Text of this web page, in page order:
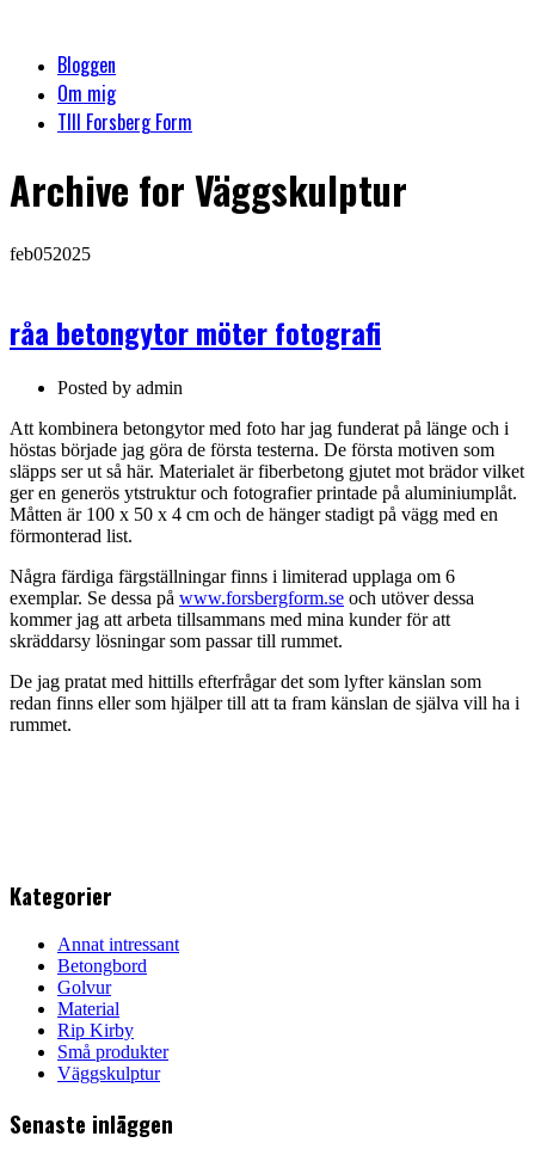
Bloggen
Om mig
TIll Forsberg Form
Archive for Väggskulptur
feb052025
råa betongytor möter fotografi
Posted by admin
Att kombinera betongytor med foto har jag funderat på länge och i
höstas började jag göra de första testerna. De första motiven som
släpps ser ut så här. Materialet är fiberbetong gjutet mot brädor vilket
ger en generös ytstruktur och fotografier printade på aluminiumplåt.
Måtten är 100 x 50 x 4 cm och de hänger stadigt på vägg med en
förmonterad list.
Några färdiga färgställningar finns i limiterad upplaga om 6
exemplar. Se dessa på www.forsbergform.se och utöver dessa
kommer jag att arbeta tillsammans med mina kunder för att
skräddarsy lösningar som passar till rummet.
De jag pratat med hittills efterfrågar det som lyfter känslan som
redan finns eller som hjälper till att ta fram känslan de själva vill ha i
rummet.
Kategorier
Annat intressant
Betongbord
Golvur
Material
Rip Kirby
Små produkter
Väggskulptur
Senaste inläggen